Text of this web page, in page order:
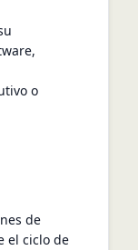
o
de
el ciclo de